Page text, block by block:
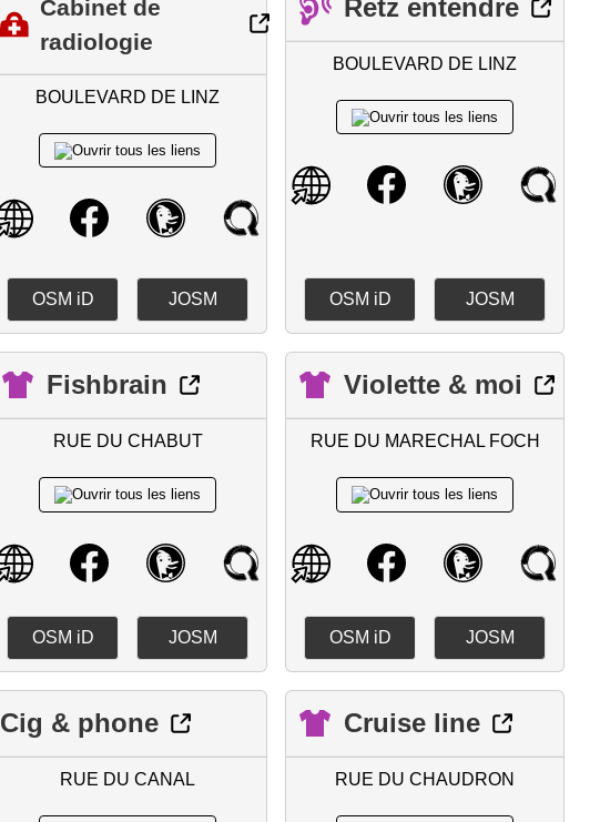
Cabinet de
radiologie
BOULEVARD DE LINZ
OSM iD JOSM
Retz entendre
BOULEVARD DE LINZ
OSM iD JOSM
Fishbrain
RUE DU CHABUT
OSM iD JOSM
Violette & moi
RUE DU MARECHAL FOCH
OSM iD JOSM
Cig & phone
RUE DU CANAL
Cruise line
RUE DU CHAUDRON